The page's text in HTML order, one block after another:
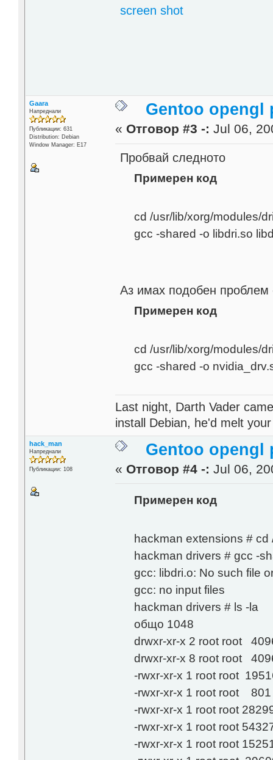
screen shot
Gaara
Напреднали
Публикации: 631
Distribution: Debian
Window Manager: E17
Gentoo opengl
« Отговор #3 -: Jul 06,
Пробвай следното
Примерен код
cd /usr/lib/xorg/modules/
gcc -shared -o libdri.so
Аз имах подобен
Примерен код
cd /usr/lib/xorg/modules/
gcc -shared -o
Last night, Darth Vader
install Debian, he'd melt
hack_man
Напреднали
Публикации: 108
Gentoo opengl
« Отговор #4 -: Jul 06,
Примерен код
hackman extensions #
hackman drivers # gcc -
gcc: libdri.o: No such file
gcc: no input files
hackman drivers # ls -la
общо 1048
drwxr-xr-x 2 root root
drwxr-xr-x 8 root root
-rwxr-xr-x 1 root root
-rwxr-xr-x 1 root root 801
-rwxr-xr-x 1 root root
-rwxr-xr-x 1 root root
-rwxr-xr-x 1 root root